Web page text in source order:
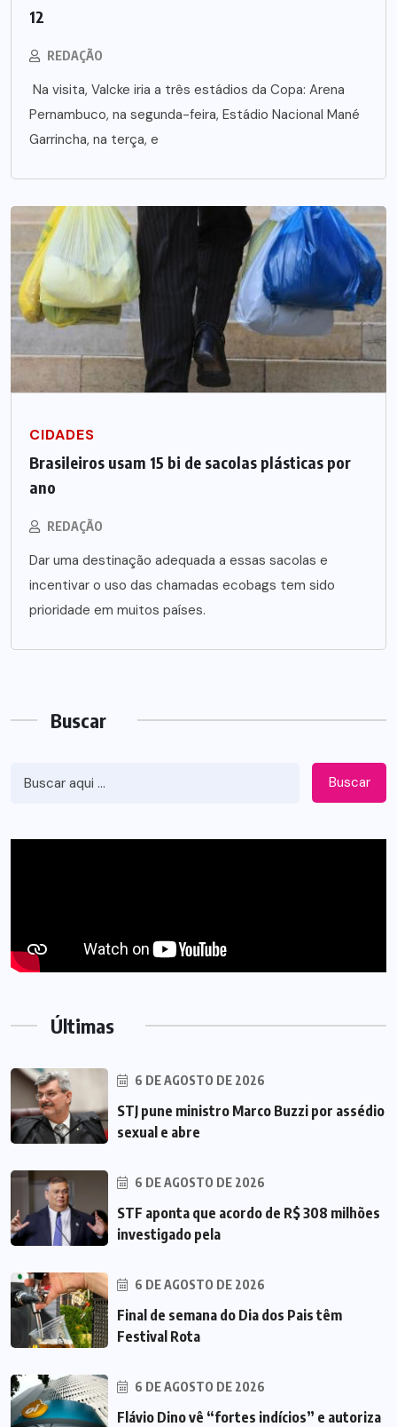
12
REDAÇÃO
Na visita, Valcke iria a três estádios da Copa: Arena
Pernambuco, na segunda-feira, Estádio Nacional Mané
Garrincha, na terça, e
CIDADES
Brasileiros usam 15 bi de sacolas plásticas por
ano
REDAÇÃO
Dar uma destinação adequada a essas sacolas e
incentivar o uso das chamadas ecobags tem sido
prioridade em muitos países.
Buscar
Buscar
Últimas
6 DE AGOSTO DE 2026
STJ pune ministro Marco Buzzi por assédio
sexual e abre
6 DE AGOSTO DE 2026
STF aponta que acordo de R$ 308 milhões
investigado pela
6 DE AGOSTO DE 2026
Final de semana do Dia dos Pais têm
Festival Rota
6 DE AGOSTO DE 2026
Flávio Dino vê “fortes indícios” e autoriza